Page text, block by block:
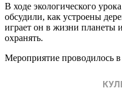
В ходе экологического
обсудили, как устроены
играет он в жизни планеты
охранять.
Мероприятие проводилось